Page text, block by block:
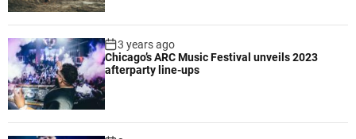
3 years ago
Chicago’s ARC Music Festival unveils 2023
afterparty line-ups